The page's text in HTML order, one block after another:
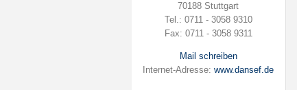
70188 Stuttgart
Tel.: 0711 - 3058 9310
Fax: 0711 - 3058 9311
Mail schreiben
Internet-Adresse:www.dansef.de